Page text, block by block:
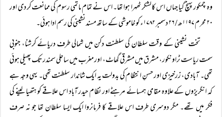
وہ چمکور پہنچ گیا جہاں اس کا لشکر ٹھہرا ہوا تھا۔ اس نے تمام ماتمی رسوم کی ممانعت کر دی اور
۲۰ محرم ۱۱۹۷ھ / ۲۶ دسمبر ۱۷۸۲ء کو خاموشی کے ساتھ مسند نشینی کی رسم ادا ہوئی۔
تخت نشینی کے وقت سلطان کی سلطنت دکن میں شمالی طرف دریائے کرشنا، جنوبی
سمت ریاست ٹراونکور، مشرق میں مشرقی گھاٹ، اور مغرب میں ساحلی سمندر تک پھیلی ہوئی
تھی۔ آبادی، زرخیزی اور حسنِ انتظام کی بدولت یہ ایک شاندار سلطنت تھی۔ یہی وجہ ہے
کہ انگریزوں کے علاوہ مقامی ہمسائے مرہٹے اور نظام حیدر آباد اس علاقے کو ہتھیا لینے کی
فکر میں تھے۔ مگر دوسری طرف اس علاقے کا فرمانروا ایک ایسا سلطان تھا جو نہ صرف